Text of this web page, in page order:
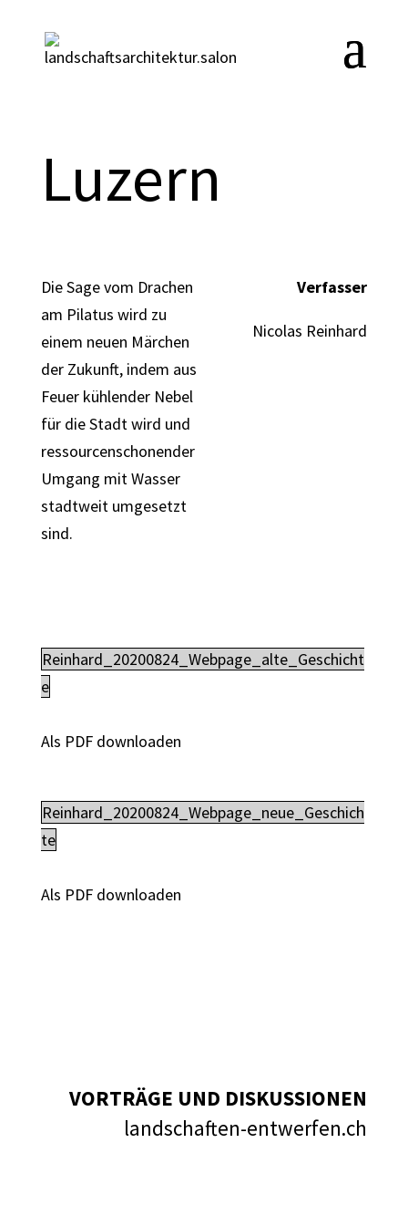
Luzern
Die Sage vom Drachen
am Pilatus wird zu
einem neuen Märchen
der Zukunft, indem aus
Feuer kühlender Nebel
für die Stadt wird und
ressourcenschonender
Umgang mit Wasser
stadtweit umgesetzt
sind.
Verfasser
Nicolas Reinhard
Reinhard_20200824_Webpage_alte_Geschicht
e
Als PDF downloaden
Reinhard_20200824_Webpage_neue_Geschich
te
Als PDF downloaden
VORTRÄGE UND DISKUSSIONEN
landschaften-entwerfen.ch